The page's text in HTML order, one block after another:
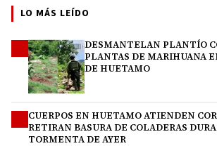
LO MÁS LEÍDO
DESMANTELAN PLANTÍO
PLANTAS DE MARIHUANA
DE HUETAMO
CUERPOS EN HUETAMO ATIENDEN
RETIRAN BASURA DE COLADERAS
TORMENTA DE AYER